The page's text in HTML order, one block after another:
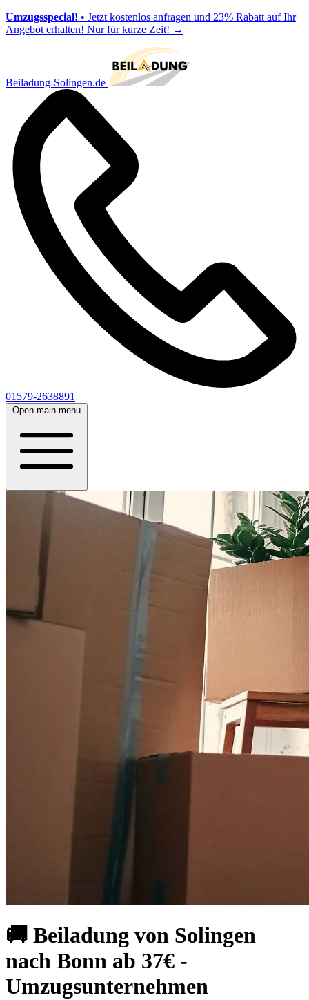
Umzugsspecial! • Jetzt kostenlos anfragen und 23% Rabatt auf Ihr
Angebot erhalten! Nur für kurze Zeit! →
Beiladung-Solingen.de
01579-2638891
Open main menu
🚚 Beiladung von Solingen
nach Bonn ab 37€ -
Umzugsunternehmen